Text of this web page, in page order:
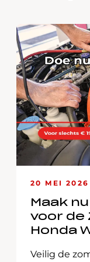
20 MEI 2026
Maak
voor de
Honda
Veilig de